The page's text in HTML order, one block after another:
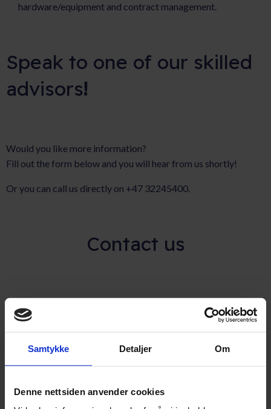
Samtykke Detaljer Om
Denne nettsiden anvender cookies
hardware/equipment and contract management.
Speak to one of our skilled
advisors!
Would you like more information?
Fill out the form below and you will hear from us shortly!
Or you can call us directly on +47 32245400.
Contact us
Full name
Email adress(Påkrevd)